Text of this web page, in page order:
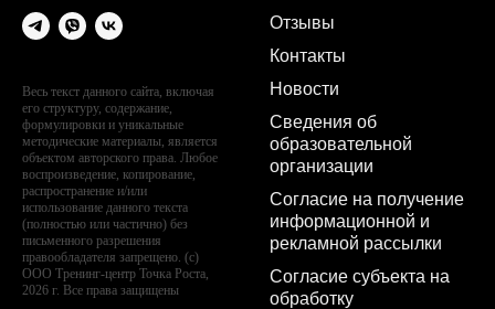
Весь текст данного сайта, включая
его структуру, содержание,
формулировки и уникальные
методические материалы, является
объектом авторского права. Любое
воспроизведение, копирование,
распространение и/или
использование данного текста
(полностью или частично) без
письменного разрешения
правообладателя запрещено. (с)
ООО Тренинг-центр Точка Роста,
2026 г. Все права защищены
Отзывы
Контакты
Новости
Сведения об
образовательной
организации
Согласие на получение
информационной и
рекламной рассылки
Согласие субъекта на
обработку